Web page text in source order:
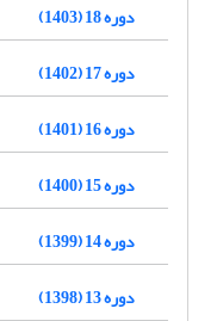
دوره 18 (1403)
دوره 17 (1402)
دوره 16 (1401)
دوره 15 (1400)
دوره 14 (1399)
دوره 13 (1398)